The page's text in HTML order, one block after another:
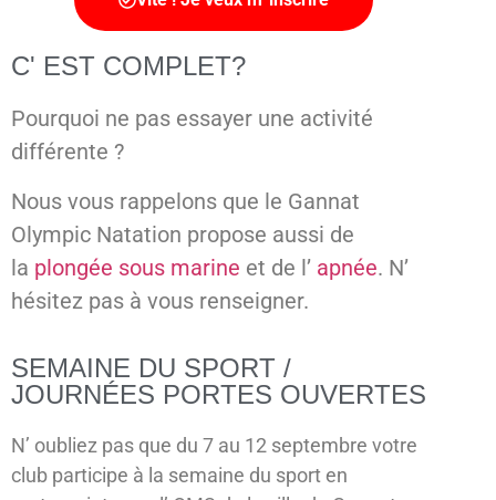
C' EST COMPLET?
Pourquoi ne pas essayer une activité
différente ?
Nous vous rappelons que le Gannat
Olympic Natation propose aussi de
la plongée sous marine et de l’ apnée. N’
hésitez pas à vous renseigner.
SEMAINE DU SPORT /
JOURNÉES PORTES OUVERTES
N’ oubliez pas que du 7 au 12 septembre votre
club participe à la semaine du sport en